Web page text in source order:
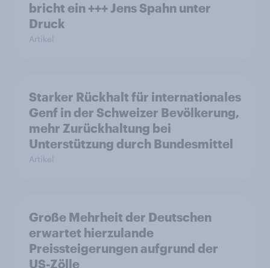
bricht ein +++ Jens Spahn unter
Druck
Artikel
Starker Rückhalt für internationales
Genf in der Schweizer Bevölkerung,
mehr Zurückhaltung bei
Unterstützung durch Bundesmittel
Artikel
Große Mehrheit der Deutschen
erwartet hierzulande
Preissteigerungen aufgrund der
US-Zölle